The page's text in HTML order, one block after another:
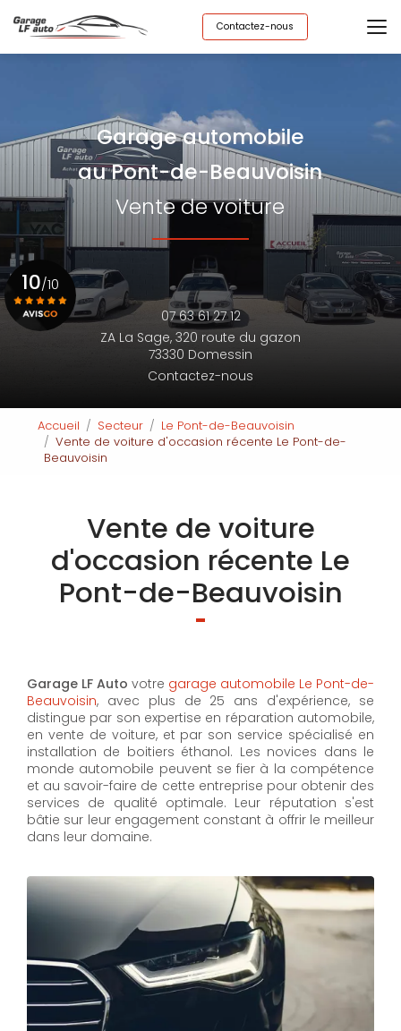
au
contenu
principal
Contactez-nous
Garage automobile
au Pont-de-Beauvoisin
Vente de voiture
07 63 61 27 12
ZA La Sage, 320 route du gazon
73330 Domessin
Contactez-nous
10/10
Accueil Secteur
Le Pont-de-Beauvoisin
Vente de voiture d'occasion récente Le Pont-de-
Beauvoisin
Vente de voiture
d'occasion récente Le
Pont-de-Beauvoisin
Garage LF Auto votre garage automobile Le Pont-de-
Beauvoisin, avec plus de 25 ans d'expérience, se
distingue par son expertise en réparation automobile,
en vente de voiture, et par son service spécialisé en
installation de boitiers éthanol. Les novices dans le
monde automobile peuvent se fier à la compétence
et au savoir-faire de cette entreprise pour obtenir des
services de qualité optimale. Leur réputation s'est
bâtie sur leur engagement constant à offrir le meilleur
dans leur domaine.